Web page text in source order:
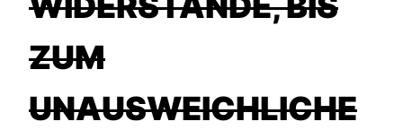
ZUM
UNAUSWEICHLICHE